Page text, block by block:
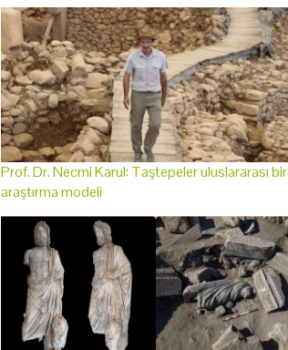
Prof. Dr. Necmi Karul: Taştepeler uluslararası bir
araştırma modeli